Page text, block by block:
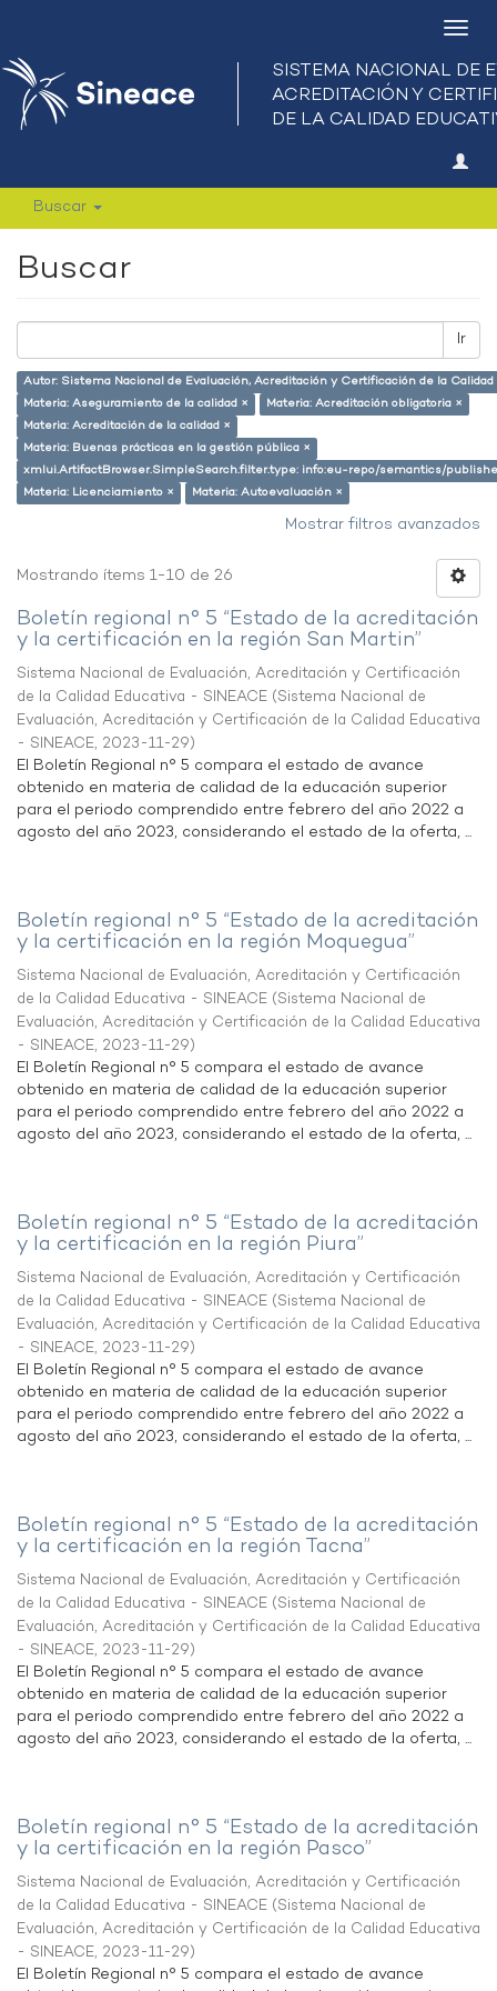
Buscar
Buscar
Ir
Autor: Sistema Nacional de Evaluación, Acreditación y Certificación de la
Materia: Aseguramiento de la calidad ×
Materia: Acreditación obligatoria ×
Materia: Acreditación de la calidad ×
Materia: Buenas prácticas en la gestión pública ×
xmlui.ArtifactBrowser.SimpleSearch.filter.type: info:eu-repo/semantics/
Materia: Licenciamiento ×
Materia: Autoevaluación ×
Mostrar filtros avanzados
Mostrando ítems 1-10 de 26
Boletín regional n° 5 “Estado de la acreditación
y la certificación en la región San Martin”
Sistema Nacional de Evaluación, Acreditación y Certificación
de la Calidad Educativa - SINEACE (Sistema Nacional de
Evaluación, Acreditación y Certificación de la Calidad Educativa
- SINEACE, 2023-11-29)
El Boletín Regional n° 5 compara el estado de avance
obtenido en materia de calidad de la educación superior
para el periodo comprendido entre febrero del año 2022 a
agosto del año 2023, considerando el estado de la oferta, ...
Boletín regional n° 5 “Estado de la acreditación
y la certificación en la región Moquegua”
Sistema Nacional de Evaluación, Acreditación y Certificación
de la Calidad Educativa - SINEACE (Sistema Nacional de
Evaluación, Acreditación y Certificación de la Calidad Educativa
- SINEACE, 2023-11-29)
El Boletín Regional n° 5 compara el estado de avance
obtenido en materia de calidad de la educación superior
para el periodo comprendido entre febrero del año 2022 a
agosto del año 2023, considerando el estado de la oferta, ...
Boletín regional n° 5 “Estado de la acreditación
y la certificación en la región Piura”
Sistema Nacional de Evaluación, Acreditación y Certificación
de la Calidad Educativa - SINEACE (Sistema Nacional de
Evaluación, Acreditación y Certificación de la Calidad Educativa
- SINEACE, 2023-11-29)
El Boletín Regional n° 5 compara el estado de avance
obtenido en materia de calidad de la educación superior
para el periodo comprendido entre febrero del año 2022 a
agosto del año 2023, considerando el estado de la oferta, ...
Boletín regional n° 5 “Estado de la acreditación
y la certificación en la región Tacna”
Sistema Nacional de Evaluación, Acreditación y Certificación
de la Calidad Educativa - SINEACE (Sistema Nacional de
Evaluación, Acreditación y Certificación de la Calidad Educativa
- SINEACE, 2023-11-29)
El Boletín Regional n° 5 compara el estado de avance
obtenido en materia de calidad de la educación superior
para el periodo comprendido entre febrero del año 2022 a
agosto del año 2023, considerando el estado de la oferta, ...
Boletín regional n° 5 “Estado de la acreditación
y la certificación en la región Pasco”
Sistema Nacional de Evaluación, Acreditación y Certificación
de la Calidad Educativa - SINEACE (Sistema Nacional de
Evaluación, Acreditación y Certificación de la Calidad Educativa
- SINEACE, 2023-11-29)
El Boletín Regional n° 5 compara el estado de avance